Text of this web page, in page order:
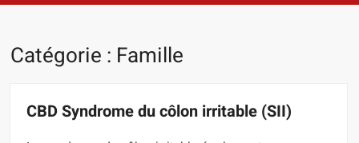
Catégorie : Famille
CBD Syndrome du côlon irritable (SII)